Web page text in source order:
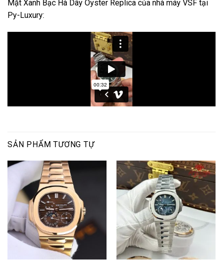
Mặt Xanh Bạc Hà Dây Oyster Replica của nhà máy VSF tại
Py-Luxury:
SẢN PHẨM TƯƠNG TỰ